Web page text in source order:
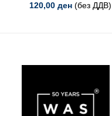
120,00 ден (без ДДВ)